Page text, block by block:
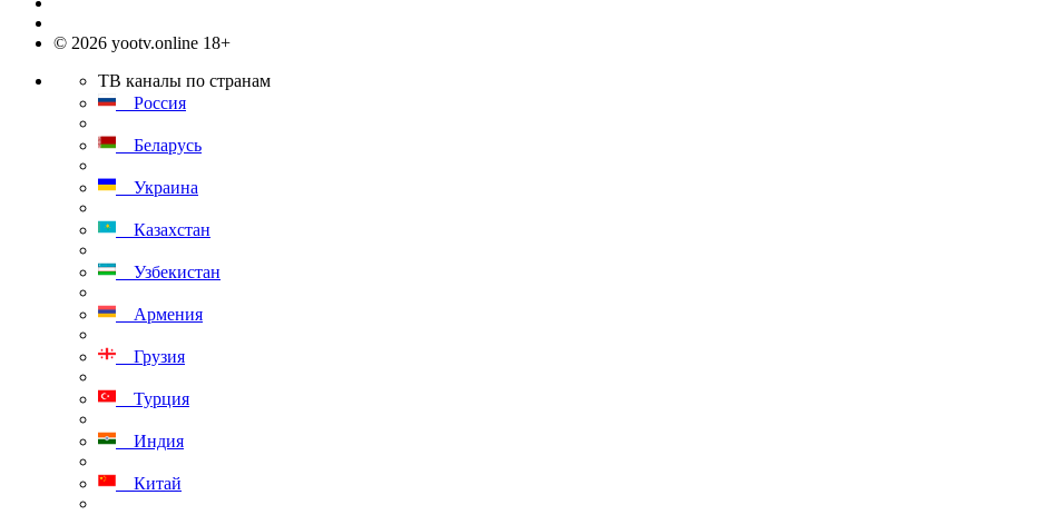
© 2026 yootv.online 18+
ТВ каналы по странам
Россия
Беларусь
Украина
Казахстан
Узбекистан
Армения
Грузия
Турция
Индия
Китай